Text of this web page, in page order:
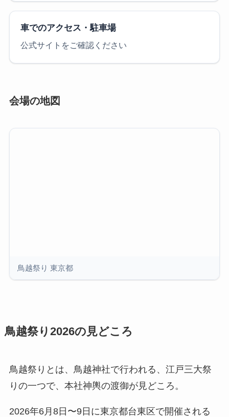
車でのアクセス・駐車場
公式サイトをご確認ください
会場の地図
鳥越祭り 東京都
鳥越祭り2026の見どころ
鳥越祭りとは、鳥越神社で行われる、江戸三大祭
りの一つで、本社神輿の渡御が見どころ。
2026年6月8日〜9日に東京都台東区で開催される